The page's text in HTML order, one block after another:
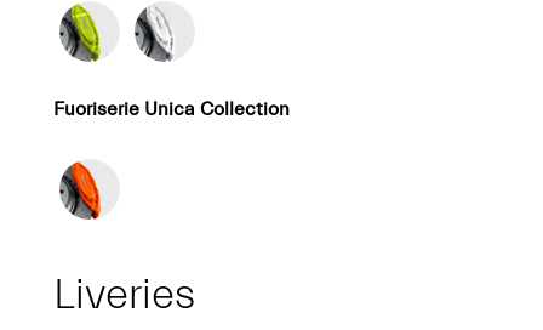
Fuoriserie Unica Collection
Liveries